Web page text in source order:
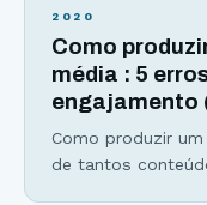
milionárias dos
gigantesca de
2020
Como
média : 5
engajamento
Como produzir
de tantos